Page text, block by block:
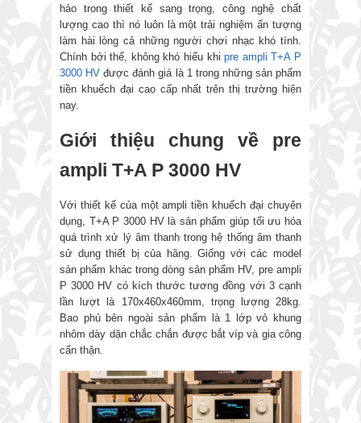
hảo trong thiết kế sang trọng, công nghệ chất
lượng cao thì nó luôn là một trải nghiệm ấn tượng
làm hài lòng cả những người chơi nhạc khó tính.
Chính bởi thế, không khó hiểu khipre ampli T+A P
3000 HV được đánh giá là 1 trong những sản phẩm
tiền khuếch đại cao cấp nhất trên thị trường hiện
nay.
Giới thiệu chung về pre
ampli T+A P 3000 HV
Với thiết kế của một ampli tiền khuếch đại chuyên
dụng, T+A P 3000 HV là sản phẩm giúp tối ưu hóa
quá trình xử lý âm thanh trong hệ thống âm thanh
sử dụng thiết bị của hãng. Giống với các model
sản phẩm khác trong dòng sản phẩm HV, pre ampli
P 3000 HV có kích thước tương đồng với 3 cạnh
lần lượt là 170x460x460mm, trọng lượng 28kg.
Bao phủ bên ngoài sản phẩm là 1 lớp vỏ khung
nhôm dày dặn chắc chắn được bắt víp và gia công
cẩn thận.